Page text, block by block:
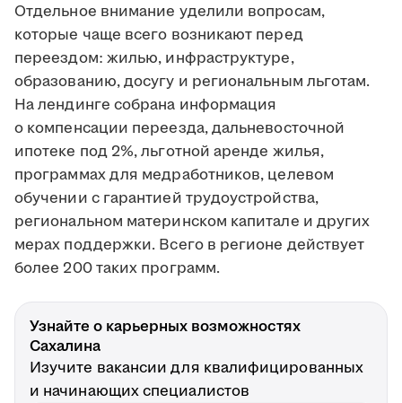
Отдельное внимание уделили вопросам,
которые чаще всего возникают перед
переездом: жилью, инфраструктуре,
образованию, досугу и региональным льготам.
На лендинге собрана информация
о компенсации переезда, дальневосточной
ипотеке под 2%, льготной аренде жилья,
программах для медработников, целевом
обучении с гарантией трудоустройства,
региональном материнском капитале и других
мерах поддержки. Всего в регионе действует
более 200 таких программ.
Узнайте о карьерных возможностях
Сахалина
Изучите вакансии для квалифицированных
и начинающих специалистов